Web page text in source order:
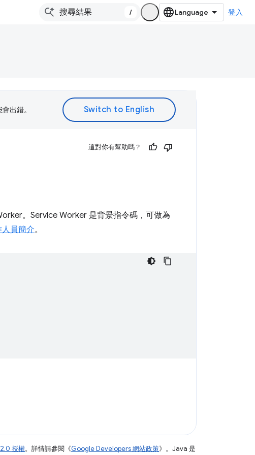
/ 登入
出錯。
這對你有幫助嗎？
。Service Worker 是背景指令碼，可做為
員簡介。
授權。詳情請參閱《Google Developers 網站政策》。Java 是